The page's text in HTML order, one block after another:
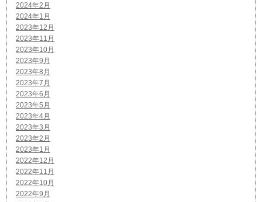
2024年2月
2024年1月
2023年12月
2023年11月
2023年10月
2023年9月
2023年8月
2023年7月
2023年6月
2023年5月
2023年4月
2023年3月
2023年2月
2023年1月
2022年12月
2022年11月
2022年10月
2022年9月